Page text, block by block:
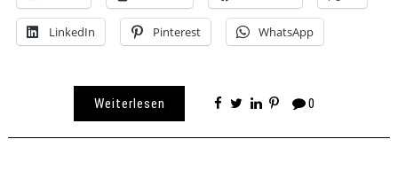
LinkedIn Pinterest WhatsApp
Weiterlesen 0